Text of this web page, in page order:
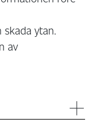
ytan.
av